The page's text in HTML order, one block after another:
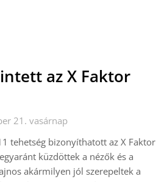
az X Faktor
21. vasárnap
tehetség bizonyíthatott az X Faktor
küzdöttek a nézők és a
akármilyen jól szerepeltek a